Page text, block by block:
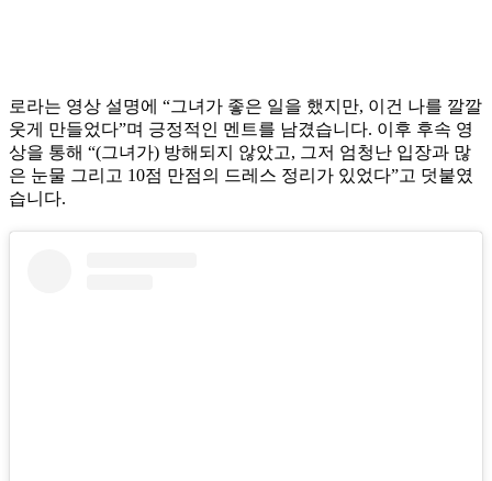
로라는 영상 설명에 “그녀가 좋은 일을 했지만, 이건 나를 깔깔
웃게 만들었다”며 긍정적인 멘트를 남겼습니다. 이후 후속 영
상을 통해 “(그녀가) 방해되지 않았고, 그저 엄청난 입장과 많
은 눈물 그리고 10점 만점의 드레스 정리가 있었다”고 덧붙였
습니다.